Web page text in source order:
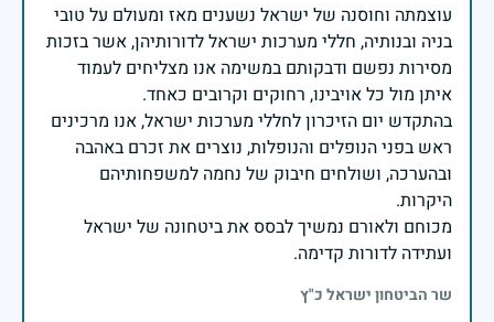
עוצמתה וחוסנה של ישראל נשענים מאז ומעולם על טובי
בניה ובנותיה, חללי מערכות ישראל לדורותיהן, אשר בזכות
מסירות נפשם ודבקותם במשימה אנו מצליחים לעמוד
בהתקדש יום הזיכרון לחללי מערכות ישראל, אנו מרכינים
ראש בפני הנופלים והנופלות, נוצרים את זכרם באהבה
ובהערכה, ושולחים חיבוק של נחמה למשפחותיהם
מכוחם ולאורם נמשיך לבסס את ביטחונה של ישראל
ועתידה לדורות קדימה.
שר הביטחון ישראל כ"ץ